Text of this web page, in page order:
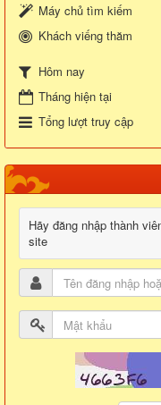
Máy chủ tìm kiếm
Khách viếng thăm
Hôm nay
Tháng hiện tại
Tổng lượt truy cập
Hãy đăng nhập thành
site